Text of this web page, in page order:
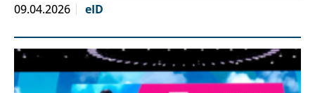
09.04.2026 eID